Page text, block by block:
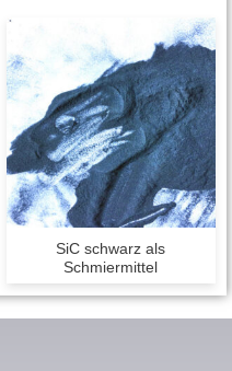
SiC schwarz als
Schmiermittel